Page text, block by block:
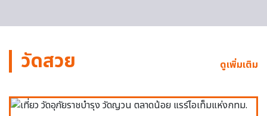
วัดสวย ดูเพิ่มเติม